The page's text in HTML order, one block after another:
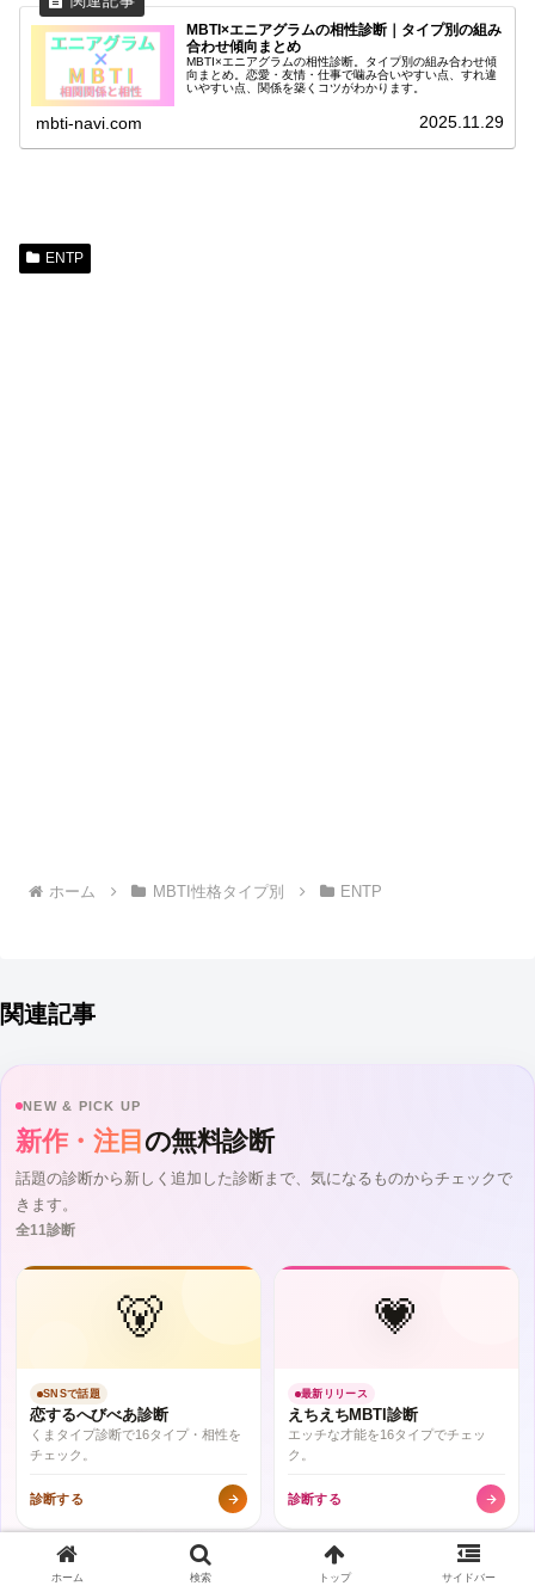
MBTI×エニアグラムの相性診断｜タイプ別の組み
合わせ傾向まとめ
MBTI×エニアグラムの相性診断。タイプ別の組み合わせ傾
向まとめ。恋愛・友情・仕事で噛み合いやすい点、すれ違
いやすい点、関係を築くコツがわかります。
mbti-navi.com 2025.11.29
ENTP
ホーム MBTI性格タイプ別 ENTP
関連記事
NEW & PICK UP
新作・注目 の無料診断
話題の診断から新しく追加した診断まで、気になるものからチェックで
きます。
全11診断
🐻
SNSで話題
恋するへびべあ診断
くまタイプ診断で16タイプ・相性を
チェック。
診断する
💗
最新リリース
えちえちMBTI診断
エッチな才能を16タイプでチェッ
ク。
診断する
ホーム 検索 トップ サイドバー